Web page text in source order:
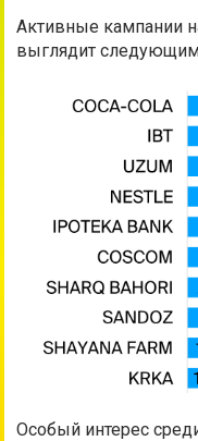
Активные кампании
выглядит
Особый интерес